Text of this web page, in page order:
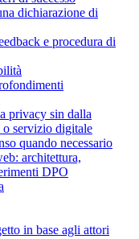
dichiarazione di
e procedura di
privacy sin dalla
servizio digitale
quando necessario
architettura,
DPO
in base agli attori